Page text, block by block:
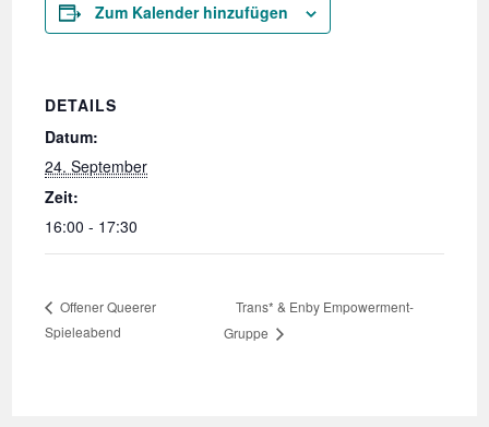
Zum Kalender hinzufügen
DETAILS
Datum:
24. September
Zeit:
16:00 - 17:30
Offener Queerer
Spieleabend
Trans* & Enby Empowerment-
Gruppe